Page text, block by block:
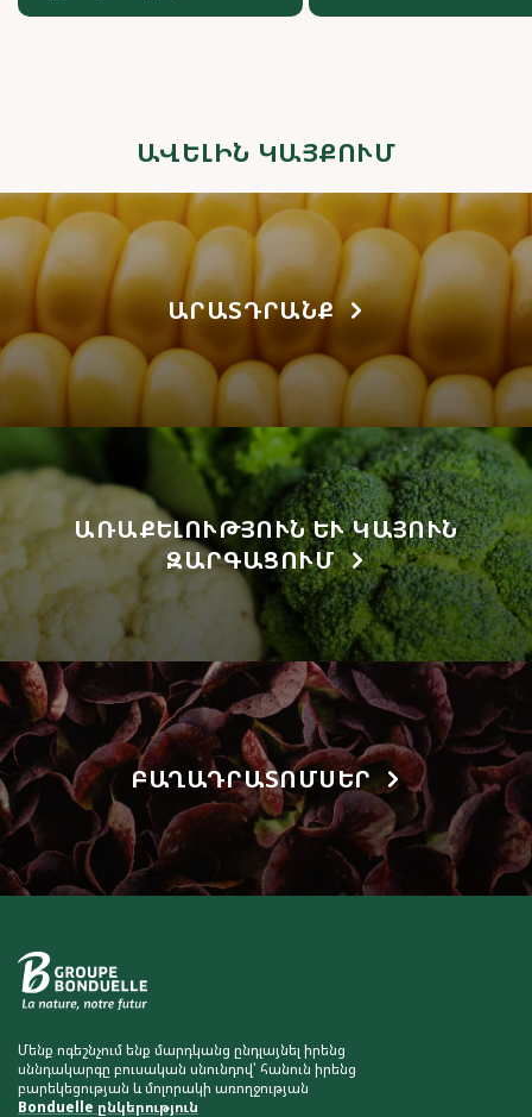
ԱՎԵԼԻՆ ԿԱՅՔՈՒՄ
ԱՐԱՏԴՐԱՆՔ
ԱՌԱՔԵԼՈՒԹՅՈՒՆ ԵՒ ԿԱՅՈՒՆ Զ
ԱՐԳԱՑՈՒՄ
ԲԱՂԱԴՐԱՏՈՄՍԵՐ
Մենք ոգեշնչում ենք մարդկանց ընդլայնել իրենց
սննդակարգը բուսական սնունդով՝ հանուն իրենց
բարեկեցության և մոլորակի առողջության
Bonduelle ընկերություն